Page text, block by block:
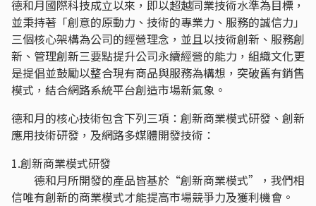
德和月國際科技成立以來，即以超越同業技術水準為目標，
並秉持著「創意的原動力、技術的專業力、服務的誠信力」
三個核心架構為公司的經營理念，並且以技術創新、服務創
新、管理創新三要點提升公司永續經營的能力，組織文化更
是提倡並鼓勵以整合現有商品與服務為構想，突破舊有銷售
模式，結合網路系統平台創造市場新氣象。
德和月的核心技術包含下列三項：創新商業模式研發、創新
應用技術研發，及網路多媒體開發技術：
1.創新商業模式研發
德和月所開發的產品皆基於“創新商業模式”，我們相
信唯有創新的商業模式才能提高市場競爭力及獲利機會。